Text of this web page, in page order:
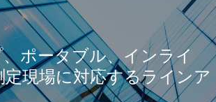
ポータブル、インライ
現場に対応するラインア